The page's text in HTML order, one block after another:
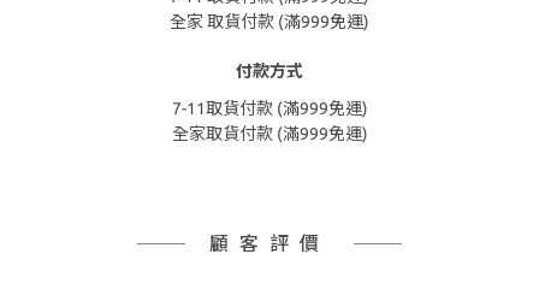
全家 取貨付款 (滿999免運)
付款方式
7-11取貨付款 (滿999免運)
全家取貨付款 (滿999免運)
顧客評價